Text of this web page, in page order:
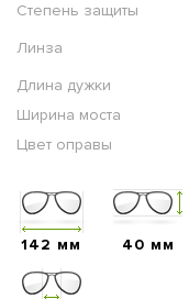
Степень защиты
Линза
Длина дужки
Ширина моста
Цвет оправы
142 мм 40 мм